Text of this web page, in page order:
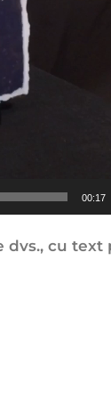
00:17
cu